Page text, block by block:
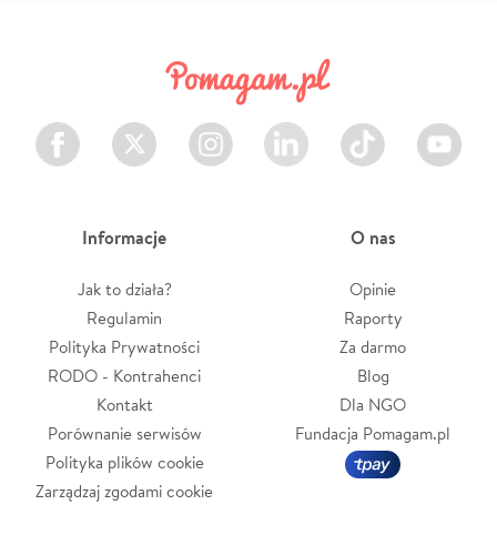
Facebook Twitter Instagram LinkedIn TikTok Youtube
Informacje
Jak to działa?
Regulamin
Polityka Prywatności
RODO - Kontrahenci
Kontakt
Porównanie serwisów
Polityka plików cookie
Zarządzaj zgodami cookie
O nas
Opinie
Raporty
Za darmo
Blog
Dla NGO
Fundacja Pomagam.pl